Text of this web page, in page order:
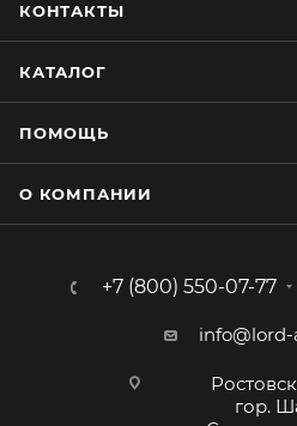
КОНТАКТЫ
КАТАЛОГ
ПОМОЩЬ
О КОМПАНИИ
+7 (800) 550-07-77
info@lord-
гор.